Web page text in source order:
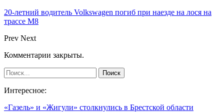
20-летний водитель Volkswagen погиб при наезде на лося на
трассе М8
Prev Next
Комментарии закрыты.
Интересное:
«Газель» и «Жигули» столкнулись в Брестской области